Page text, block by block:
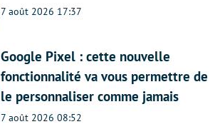
7 août 2026 17:37
Google Pixel : cette nouvelle
fonctionnalité va vous permettre de
le personnaliser comme jamais
7 août 2026 08:52